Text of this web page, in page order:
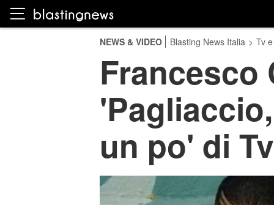
NEWS & VIDEO Blasting News Italia > Tv
Francesco
un po' di